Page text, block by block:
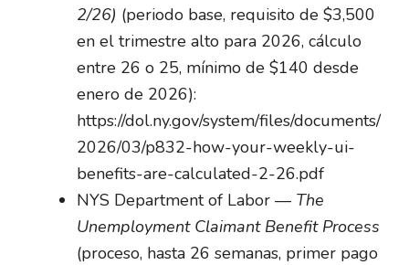
2/26) (periodo base, requisito de $3,500
en el trimestre alto para 2026, cálculo
entre 26 o 25, mínimo de $140 desde
enero de 2026):
https://dol.ny.gov/system/files/documents/
2026/03/p832-how-your-weekly-ui-
benefits-are-calculated-2-26.pdf
NYS Department of Labor — The
Unemployment Claimant Benefit Process
(proceso, hasta 26 semanas, primer pago